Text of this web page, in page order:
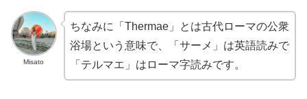
Misato
ちなみに「Thermae」とは古代ローマの公衆
浴場という意味で、「サーメ」は英語読みで
「テルマエ」はローマ字読みです。